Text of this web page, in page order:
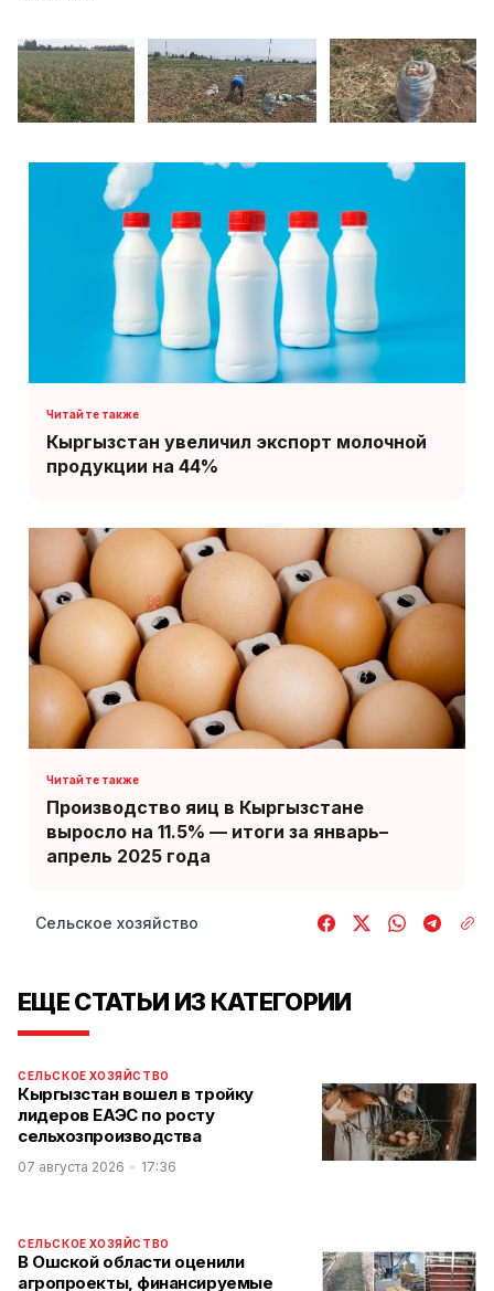
Кыргызстан увеличил экспорт молочной
продукции на 44%
Производство яиц в Кыргызстане
выросло на 11.5% — итоги за январь–
апрель 2025 года
Сельское хозяйство
ЕЩЕ СТАТЬИ ИЗ КАТЕГОРИИ
СЕЛЬСКОЕ ХОЗЯЙСТВО
Кыргызстан вошел в тройку
лидеров ЕАЭС по росту
сельхозпроизводства
07 августа 2026 17:36
СЕЛЬСКОЕ ХОЗЯЙСТВО
В Ошской области оценили
агропроекты, финансируемые